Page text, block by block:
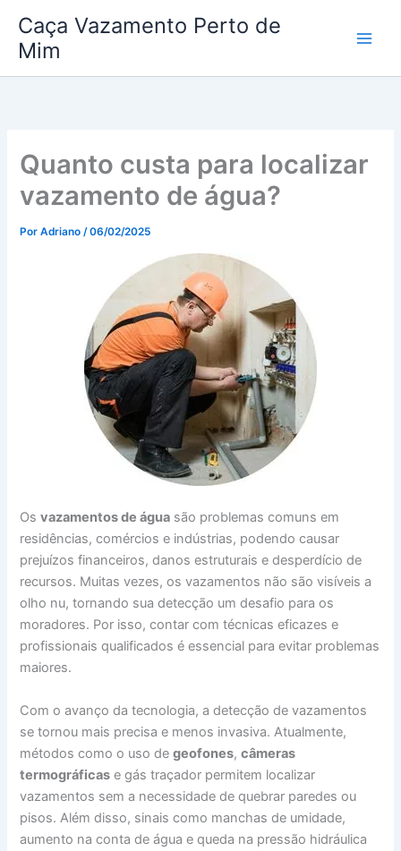
para
conteúdo
Caça Vazamento Perto de
Mim
Quanto custa para localizar
vazamento de água?
PorAdriano/06/02/2025
Osvazamentos de água são problemas comuns em
residências, comércios e indústrias, podendo causar
prejuízos financeiros, danos estruturais e desperdício de
recursos. Muitas vezes, os vazamentos não são visíveis a
olho nu, tornando sua detecção um desafio para os
moradores. Por isso, contar com técnicas eficazes e
profissionais qualificados é essencial para evitar problemas
maiores.
Com o avanço da tecnologia, a detecção de vazamentos
se tornou mais precisa e menos invasiva. Atualmente,
métodos como o uso degeofones,câmeras
termográficas e gás traçador permitem localizar
vazamentos sem a necessidade de quebrar paredes ou
pisos. Além disso, sinais como manchas de umidade,
aumento na conta de água e queda na pressão hidráulica